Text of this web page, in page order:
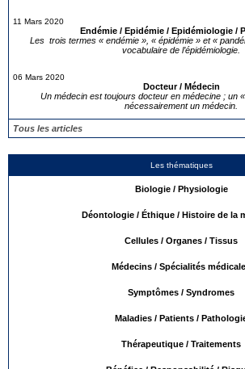
11 Mars 2020
Endémie / Epidémie / Epidémiologie /
Les trois termes « endémie », « épidémie » et «
vocabulaire de l’épidémiologie.
06 Mars 2020
Docteur / Médecin
Un médecin est toujours docteur en médecine ; un
nécessairement un médecin.
Tous les articles
Les thématiques
Biologie / Physiologie
Déontologie / Éthique / Histoire de la
Cellules / Organes / Tissus
Médecins / Spécialités
Symptômes / Syndromes
Maladies / Patients /
Thérapeutique / Traitements